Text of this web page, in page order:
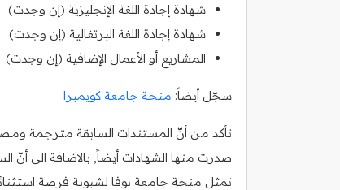
شهادة إجادة اللغة الإنجليزية (إن وجدت)
شهادة إجادة اللغة البرتغالية (إن وجدت)
المشاريع أو الأعمال الإضافية (إن وجدت)
سجّل أيضاً: منحة جامعة كويمبرا
تأكد من أنّ المستندات السابقة مترجمة
صدرت منها الشهادات أيضاً, بالاضافة الى
تمثل منحة جامعة نوفا لشبونة فرصة